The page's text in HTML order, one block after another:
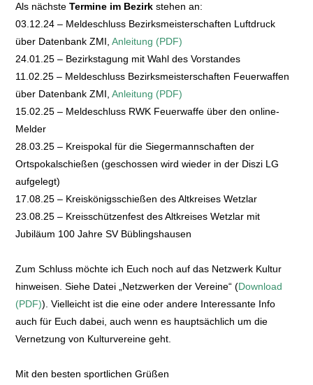
Als nächsteTermine im Bezirk stehen an:
03.12.24 – Meldeschluss Bezirksmeisterschaften Luftdruck
über Datenbank ZMI,Anleitung (PDF)
24.01.25 – Bezirkstagung mit Wahl des Vorstandes
11.02.25 – Meldeschluss Bezirksmeisterschaften Feuerwaffen
über Datenbank ZMI,Anleitung (PDF)
15.02.25 – Meldeschluss RWK Feuerwaffe über den online-
Melder
28.03.25 – Kreispokal für die Siegermannschaften der
Ortspokalschießen (geschossen wird wieder in der Diszi LG
aufgelegt)
17.08.25 – Kreiskönigsschießen des Altkreises Wetzlar
23.08.25 – Kreisschützenfest des Altkreises Wetzlar mit
Jubiläum 100 Jahre SV Büblingshausen
Zum Schluss möchte ich Euch noch auf das Netzwerk Kultur
hinweisen. Siehe Datei „Netzwerken der Vereine“ (Download
(PDF)). Vielleicht ist die eine oder andere Interessante Info
auch für Euch dabei, auch wenn es hauptsächlich um die
Vernetzung von Kulturvereine geht.
Mit den besten sportlichen Grüßen